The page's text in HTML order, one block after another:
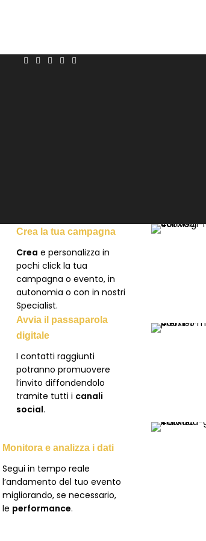
Crea la tua campagna
Crea e personalizza in
pochi click la tua
campagna o evento, in
autonomia o con in nostri
Specialist.
Avvia il passaparola
digitale
I contatti raggiunti
potranno promuovere
l’invito diffondendolo
tramite tutti i canali
social.
Monitora e analizza i dati
Segui in tempo reale
l’andamento del tuo evento
migliorando, se necessario,
le performance.